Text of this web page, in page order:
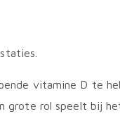
vitamine D te
rol speelt bij